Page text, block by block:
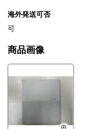
海外発送可否
可
商品画像